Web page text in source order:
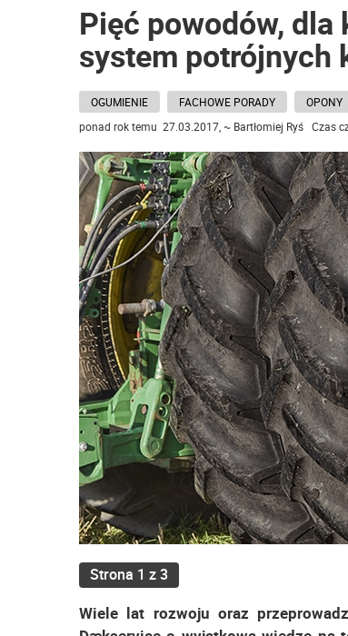
Pięć powodów,
system potrójnych
OGUMIENIE FACHOWE PORADY OPONY
ponad rok temu 27.03.2017, ~ Bartłomiej Ryś Czas
Strona 1 z 3
Wiele lat rozwoju oraz